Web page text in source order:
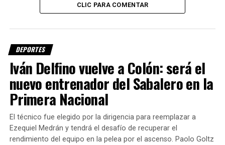
CLIC PARA COMENTAR
DEPORTES
Iván Delfino vuelve a Colón: será el
nuevo entrenador del Sabalero en la
Primera Nacional
El técnico fue elegido por la dirigencia para reemplazar a
Ezequiel Medrán y tendrá el desafío de recuperar el
rendimiento del equipo en la pelea por el ascenso. Paolo Goltz